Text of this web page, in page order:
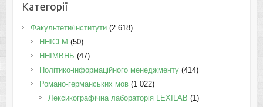
Категорії
Факультети/інститути(2 618)
ННІСГМ (50)
ННІМВНБ (47)
Політико-інформаційного менеджменту(414)
Романо-германських мов(1 022)
Лексикографічна лабораторія LEXILAB (1)